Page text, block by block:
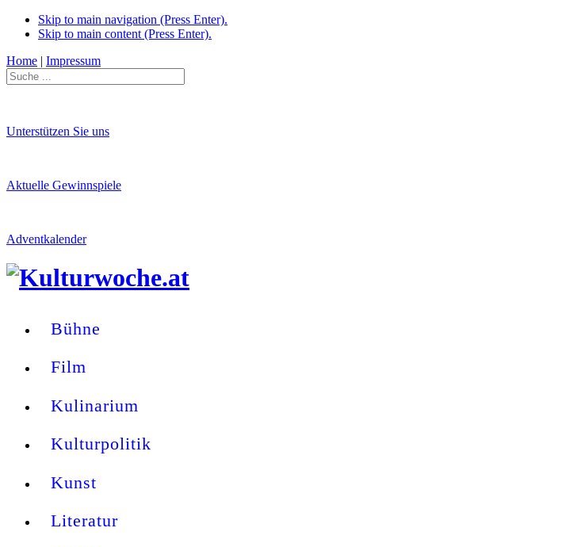
Skip to main navigation (Press Enter).
Skip to main content (Press Enter).
Home | Impressum
Unterstützen Sie uns
Aktuelle Gewinnspiele
Adventkalender
Bühne
Film
Kulinarium
Kulturpolitik
Kunst
Literatur